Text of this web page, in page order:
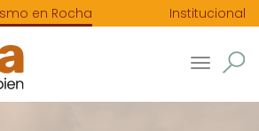
en Rocha Institucional
Toggle